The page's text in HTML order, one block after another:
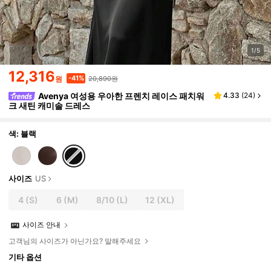
1/5
12,316원 -41% 20,890원
Avenya 여성용 우아한 프렌치 레이스 패치워
크 새틴 캐미솔 드레스
4.33 (24)
색: 블랙
사이즈 US
4 (S) 6 (M) 8/10(L) 12 (XL)
사이즈 안내
고객님의 사이즈가 아닌가요? 말해주세요
기타 옵션